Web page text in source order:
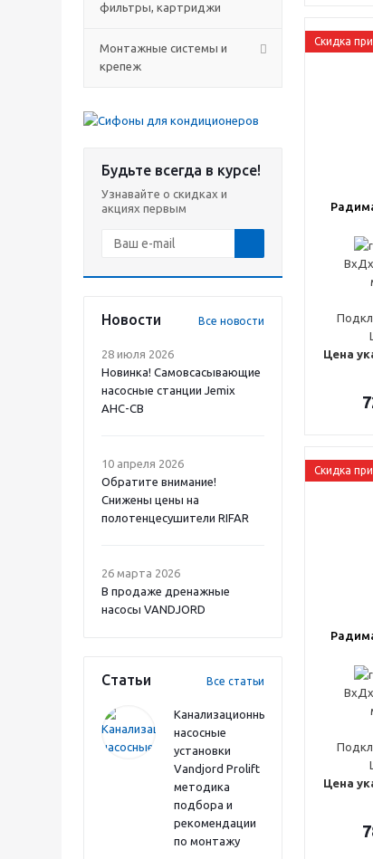
фильтры, картриджи
Монтажные системы и
крепеж
Будьте всегда в курсе!
Узнавайте о скидках и
акциях первым
Новости Все новости
28 июля 2026
Новинка! Самовсасывающие
насосные станции Jemix
АНС-СВ
10 апреля 2026
Обратите внимание!
Снижены цены на
полотенцесушители RIFAR
26 марта 2026
В продаже дренажные
насосы VANDJORD
Статьи Все статьи
Канализационные
насосные
установки
Vandjord Prolift
методика
подбора и
рекомендации
по монтажу
Скидка
Цена
Скидка
Цена